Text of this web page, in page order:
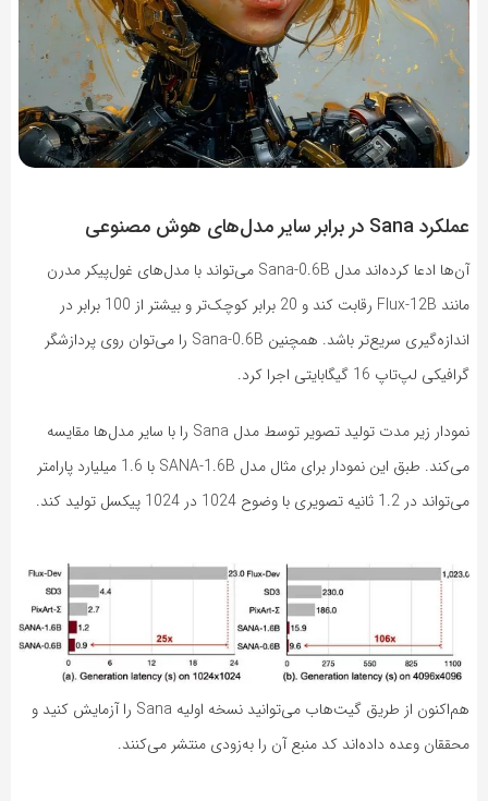
عملکرد Sana در برابر سایر مدل‌های هوش مصنوعی
آن‌ها ادعا کرده‌اند مدل Sana-0.6B می‌تواند با مدل‌های غول‌پیکر مدرن
مانند Flux-12B رقابت کند و 20 برابر کوچک‌تر و بیشتر از 100 برابر در
اندازه‌گیری سریع‌تر باشد. همچنین Sana-0.6B را می‌توان روی پردازشگر
گرافیکی لپ‌تاپ 16 گیگابایتی اجرا کرد.
نمودار زیر مدت تولید تصویر توسط مدل Sana را با سایر مدل‌ها مقایسه
می‌کند. طبق این نمودار برای مثال مدل SANA-1.6B با 1.6 میلیارد پارامتر
می‌تواند در 1.2 ثانیه تصویری با وضوح 1024 در 1024 پیکسل تولید کند.
هم‌اکنون از طریق گیت‌هاب می‌توانید نسخه اولیه Sana را آزمایش کنید و
محققان وعده داده‌اند کد منبع آن را به‌زودی منتشر می‌کنند.